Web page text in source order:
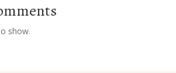
show.